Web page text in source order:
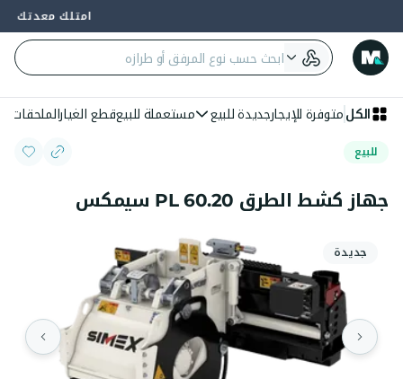
امتلك معدتك على 4 دفعات — 0% فائدة وبدون بنك
الكل متوفرة للإيجارجديدة للبيع مستعملة للبيعقطع الغيارالملحقات
للبيع
جهاز كشط الطرق PL 60.20 سيمكس
جديدة